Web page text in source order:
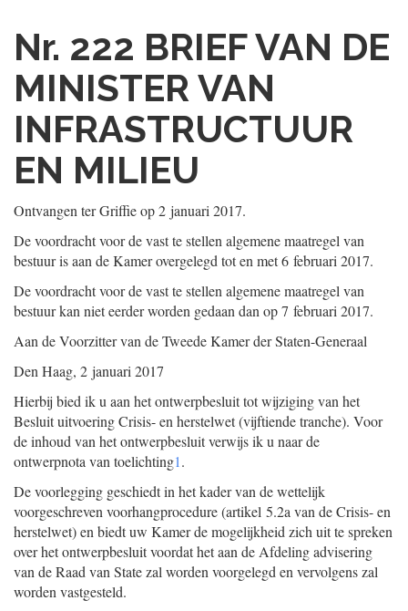
Nr. 222 BRIEF VAN DE
MINISTER VAN
INFRASTRUCTUUR
EN MILIEU
Ontvangen ter Griffie op 2 januari 2017.
De voordracht voor de vast te stellen algemene maatregel van
bestuur is aan de Kamer overgelegd tot en met 6 februari 2017.
De voordracht voor de vast te stellen algemene maatregel van
bestuur kan niet eerder worden gedaan dan op 7 februari 2017.
Aan de Voorzitter van de Tweede Kamer der Staten-Generaal
Den Haag, 2 januari 2017
Hierbij bied ik u aan het ontwerpbesluit tot wijziging van het
Besluit uitvoering Crisis- en herstelwet (vijftiende tranche). Voor
de inhoud van het ontwerpbesluit verwijs ik u naar de
ontwerpnota van toelichting1.
De voorlegging geschiedt in het kader van de wettelijk
voorgeschreven voorhangprocedure (artikel 5.2a van de Crisis- en
herstelwet) en biedt uw Kamer de mogelijkheid zich uit te spreken
over het ontwerpbesluit voordat het aan de Afdeling advisering
van de Raad van State zal worden voorgelegd en vervolgens zal
worden vastgesteld.